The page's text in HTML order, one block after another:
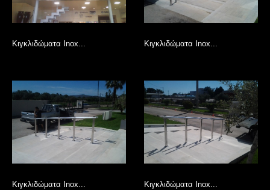
Κιγκλιδώματα Inox... Κιγκλιδώματα Inox...
Κιγκλιδώματα Inox... Κιγκλιδώματα Inox...